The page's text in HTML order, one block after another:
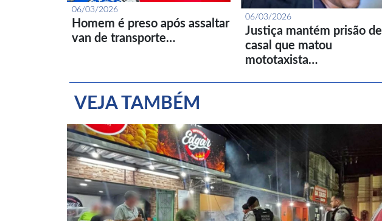
06/03/2026
Homem é preso após assaltar
van de transporte…
06/03/2026
Justiça mantém prisão de
casal que matou
mototaxista…
VEJA TAMBÉM